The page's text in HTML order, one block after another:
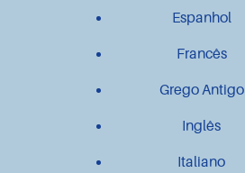
Espanhol
Francês
Grego Antigo
Inglês
Italiano